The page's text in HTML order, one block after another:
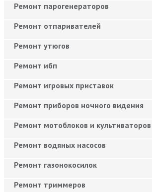
Ремонт парогенераторов
Ремонт отпаривателей
Ремонт утюгов
Ремонт ибп
Ремонт игровых приставок
Ремонт приборов ночного видения
Ремонт мотоблоков и культиваторов
Ремонт водяных насосов
Ремонт газонокосилок
Ремонт триммеров